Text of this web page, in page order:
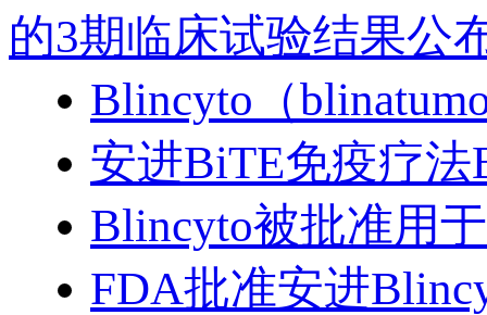
的3期临床试验结果公
Blincyto（
安进BiTE免疫疗
Blincyto被批准用
FDA批准安进